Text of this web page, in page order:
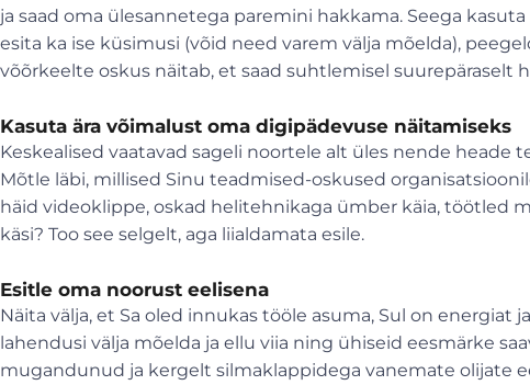
ja saad oma ülesannetega paremini hakkama. Seega
esita ka ise küsimusi (võid need varem välja mõelda),
võõrkeelte oskus näitab, et saad suhtlemisel suurepäraselt
Kasuta ära võimalust oma digipädevuse näitamiseks
Keskealised vaatavad sageli noortele alt üles nende heade
Mõtle läbi, millised Sinu teadmised-oskused
häid videoklippe, oskad helitehnikaga ümber käia, töötled
käsi? Too see selgelt, aga liialdamata esile.
Esitle oma noorust eelisena
Näita välja, et Sa oled innukas tööle asuma, Sul on energiat
lahendusi välja mõelda ja ellu viia ning ühiseid eesmärke
mugandunud ja kergelt silmaklappidega vanemate olijate